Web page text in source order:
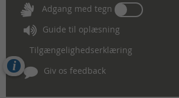
Adgang med tegn Tænd
eller
sluk
for
Adgang
Guide til oplæsning
Tilgængelighedserklæring
Giv os feedback
Cookies